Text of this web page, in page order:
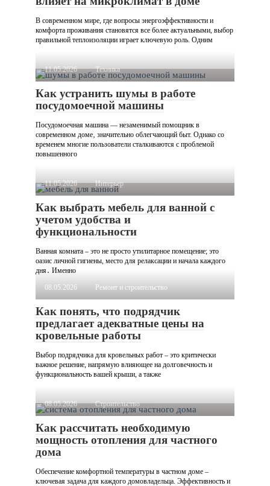
В современном мире, где вопросы энергоэффективности и
комфорта проживания становятся все более актуальными, выбор
правильной теплоизоляции играет ключевую роль. Одним
11.05.2026 Техника
Как устранить шумы в работе
посудомоечной машины
Посудомоечная машина — незаменимый помощник в
современном доме‚ значительно облегчающий быт. Однако со
временем многие пользователи сталкиваются с проблемой
повышенного
11.05.2026 Интерьер
Как выбрать мебель для ванной с
учетом удобства и
функциональности
Ванная комната – это не просто утилитарное помещение; это
оазис личной гигиены, место для релаксации и начала каждого
дня․ Именно
08.05.2026
Ремонт и строительство
Как понять, что подрядчик
предлагает адекватные цены на
кровельные работы
Выбор подрядчика для кровельных работ – это критически
важное решение, напрямую влияющее на долговечность и
функциональность вашей крыши, а также
08.05.2026 Строительство
Как рассчитать необходимую
мощность отопления для частного
дома
Обеспечение комфортной температуры в частном доме –
ключевая задача для каждого домовладельца. Эффективность и